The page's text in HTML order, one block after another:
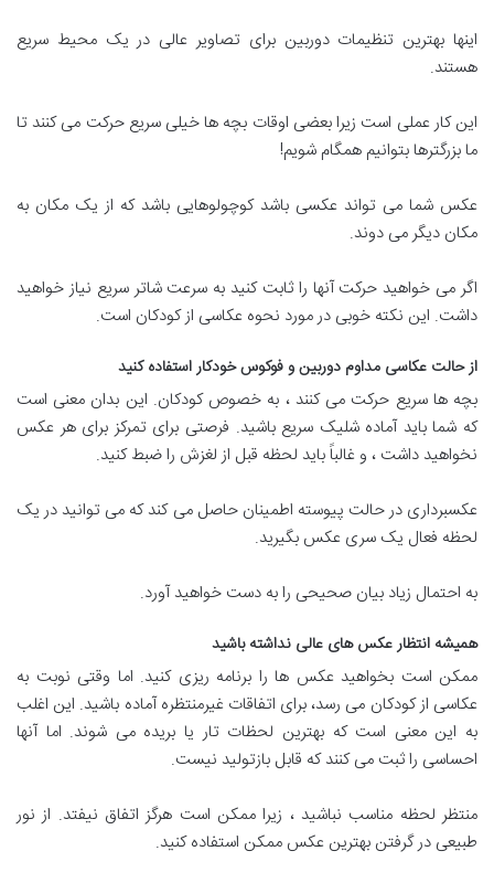
اینها بهترین تنظیمات دوربین برای تصاویر عالی در یک محیط سریع
هستند.
این کار عملی است زیرا بعضی اوقات بچه ها خیلی سریع حرکت می کنند تا
ما بزرگترها بتوانیم همگام شویم!
عکس شما می تواند عکسی باشد کوچولوهایی باشد که از یک مکان به
مکان دیگر می دوند.
اگر می خواهید حرکت آنها را ثابت کنید به سرعت شاتر سریع نیاز خواهید
داشت. این نکته خوبی در مورد نحوه عکاسی از کودکان است.
از حالت عکاسی مداوم دوربین و فوکوس خودکار استفاده کنید
بچه ها سریع حرکت می کنند ، به خصوص کودکان. این بدان معنی است
که شما باید آماده شلیک سریع باشید. فرصتی برای تمرکز برای هر عکس
نخواهید داشت ، و غالباً باید لحظه قبل از لغزش را ضبط کنید.
عکسبرداری در حالت پیوسته اطمینان حاصل می کند که می توانید در یک
لحظه فعال یک سری عکس بگیرید.
به احتمال زیاد بیان صحیحی را به دست خواهید آورد.
همیشه انتظار عکس های عالی نداشته باشید
ممکن است بخواهید عکس ها را برنامه ریزی کنید. اما وقتی نوبت به
عکاسی از کودکان می رسد، برای اتفاقات غیرمنتظره آماده باشید. این اغلب
به این معنی است که بهترین لحظات تار یا بریده می شوند. اما آنها
احساسی را ثبت می کنند که قابل بازتولید نیست.
منتظر لحظه مناسب نباشید ، زیرا ممکن است هرگز اتفاق نیفتد. از نور
طبیعی در گرفتن بهترین عکس ممکن استفاده کنید.